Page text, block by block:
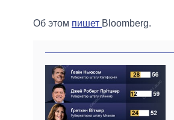
Об этом пишет Bloomberg.